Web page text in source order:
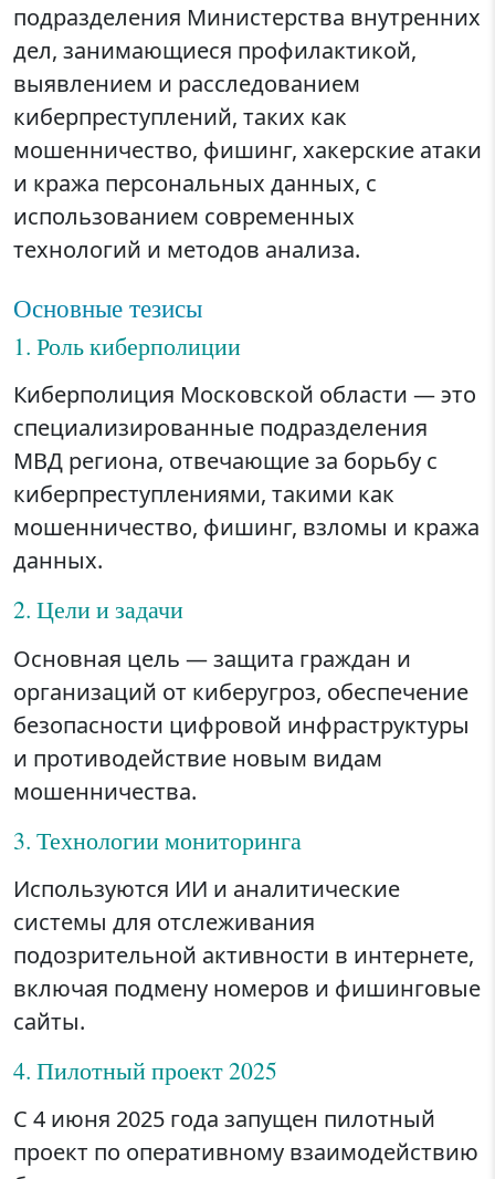
подразделения Министерства внутренних
дел, занимающиеся профилактикой,
выявлением и расследованием
киберпреступлений, таких как
мошенничество, фишинг, хакерские атаки
и кража персональных данных, с
использованием современных
технологий и методов анализа.
Основные тезисы
1. Роль киберполиции
Киберполиция Московской области — это
специализированные подразделения
МВД региона, отвечающие за борьбу с
киберпреступлениями, такими как
мошенничество, фишинг, взломы и кража
данных.
2. Цели и задачи
Основная цель — защита граждан и
организаций от киберугроз, обеспечение
безопасности цифровой инфраструктуры
и противодействие новым видам
мошенничества.
3. Технологии мониторинга
Используются ИИ и аналитические
системы для отслеживания
подозрительной активности в интернете,
включая подмену номеров и фишинговые
сайты.
4. Пилотный проект 2025
С 4 июня 2025 года запущен пилотный
проект по оперативному взаимодействию